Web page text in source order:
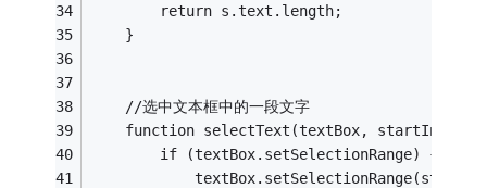
        return s.text.length;
    }
    //选中文本框中的一段文字
function selectText(textBox, startIndex,
if (textBox.setSelectionRange) {/